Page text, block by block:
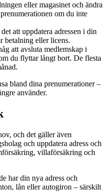
eller magasinet och ändra
om du inte
att uppdatera adressen i din
betalning eller licens.
att avsluta medlemskap i
du flyttar långt bort. De flesta
bland dina prenumerationer –
använder.
och det gäller även
och uppdatera adress och
villaförsäkring och
har din nya adress och
lån eller autogiron – särskilt